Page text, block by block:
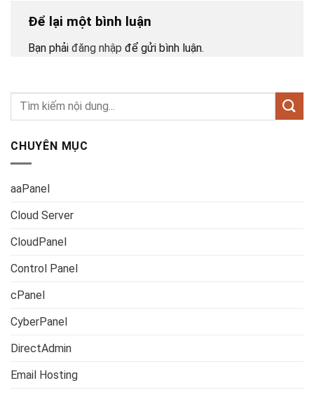
Để lại một bình luận
Bạn phải đăng nhập để gửi bình luận.
CHUYÊN MỤC
aaPanel
Cloud Server
CloudPanel
Control Panel
cPanel
CyberPanel
DirectAdmin
Email Hosting